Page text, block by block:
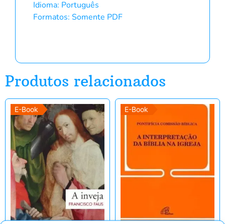
Idioma: Português
Formatos: Somente PDF
Produtos relacionados
E-Book E-Book